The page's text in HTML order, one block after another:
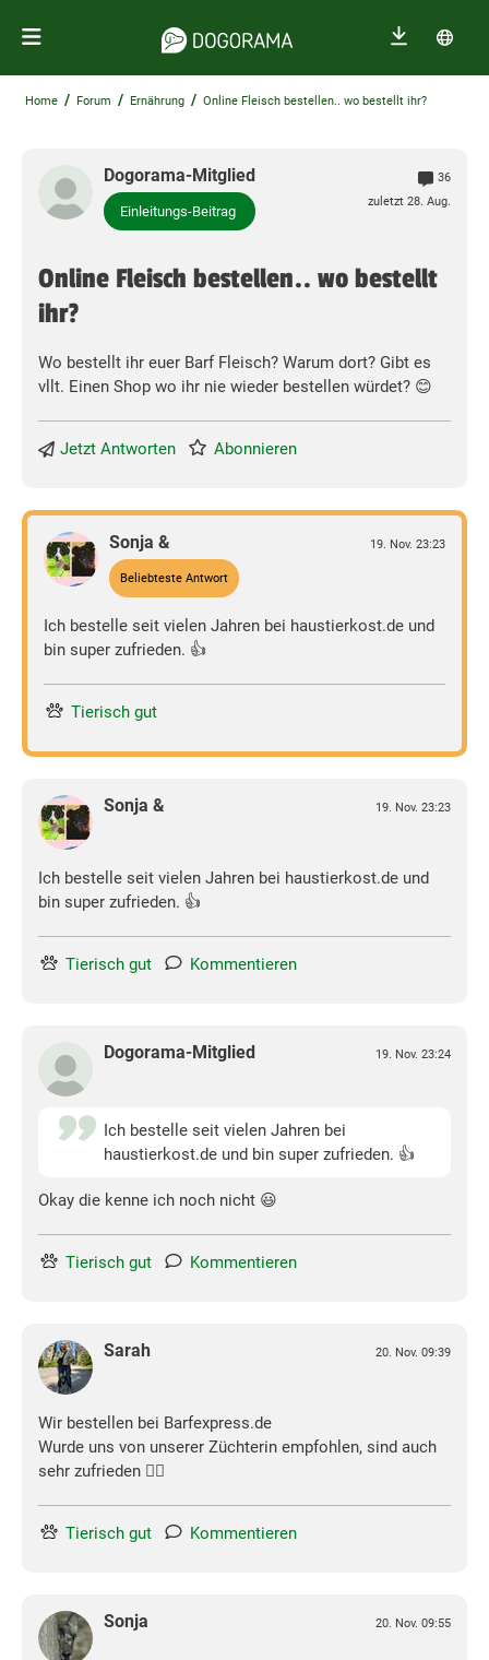
Home / Forum / Ernährung / Online Fleisch bestellen.. wo bestellt ihr?
Dogorama-Mitglied
Einleitungs-Beitrag
36
zuletzt 28. Aug.
Online Fleisch bestellen.. wo bestellt
ihr?
Wo bestellt ihr euer Barf Fleisch? Warum dort? Gibt es
vllt. Einen Shop wo ihr nie wieder bestellen würdet? 😊
Jetzt Antworten Abonnieren
Sonja &
Beliebteste Antwort
19. Nov. 23:23
Ich bestelle seit vielen Jahren bei haustierkost.de und
bin super zufrieden. 👍
Tierisch gut
Sonja & 19. Nov. 23:23
Ich bestelle seit vielen Jahren bei haustierkost.de und
bin super zufrieden. 👍
Tierisch gut Kommentieren
Dogorama-Mitglied 19. Nov. 23:24
Ich bestelle seit vielen Jahren bei
haustierkost.de und bin super zufrieden. 👍
Okay die kenne ich noch nicht 😃
Tierisch gut Kommentieren
Sarah 20. Nov. 09:39
Wir bestellen bei Barfexpress.de
Wurde uns von unserer Züchterin empfohlen, sind auch
sehr zufrieden 👍🏼
Tierisch gut Kommentieren
Sonja 20. Nov. 09:55